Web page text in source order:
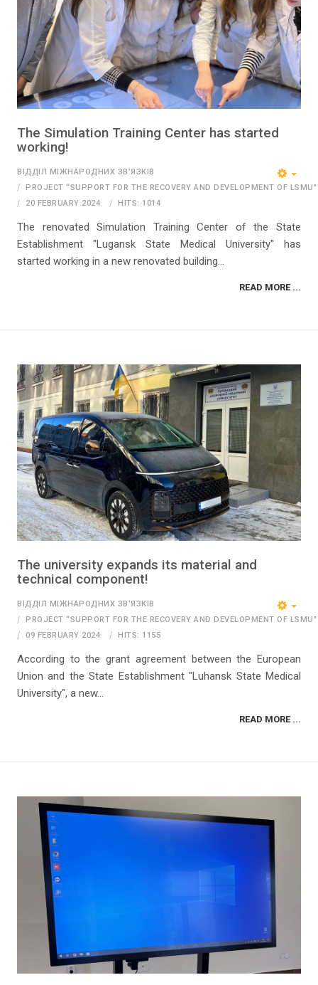
The Simulation Training Center has started
working!
ВІДДІЛ МІЖНАРОДНИХ ЗВ’ЯЗКІВ
PROJECT “SUPPORT FOR THE RECOVERY AND DEVELOPMENT OF LSMU"
20 FEBRUARY 2024
HITS: 1014
The renovated Simulation Training Center of the State
Establishment "Lugansk State Medical University" has
started working in a new renovated building...
READ MORE ...
The university expands its material and
technical component!
ВІДДІЛ МІЖНАРОДНИХ ЗВ’ЯЗКІВ
PROJECT “SUPPORT FOR THE RECOVERY AND DEVELOPMENT OF LSMU"
09 FEBRUARY 2024
HITS: 1155
According to the grant agreement between the European
Union and the State Establishment "Luhansk State Medical
University", a new...
READ MORE ...